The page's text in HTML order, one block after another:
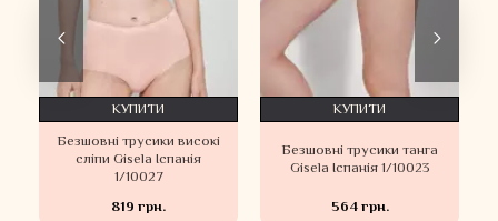
Безшовні трусики високі
сліпи Gisela Іспанія
1/10027
819 грн.
КУПИТИ
Безшовні трусики танга
Gisela Іспанія 1/10023
564 грн.
КУПИТИ